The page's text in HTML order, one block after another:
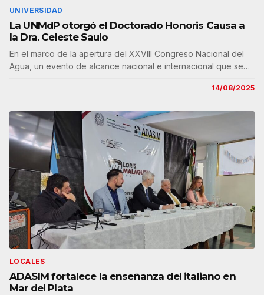
UNIVERSIDAD
La UNMdP otorgó el Doctorado Honoris Causa a
la Dra. Celeste Saulo
En el marco de la apertura del XXVIII Congreso Nacional del
Agua, un evento de alcance nacional e internacional que se…
14/08/2025
LOCALES
ADASIM fortalece la enseñanza del italiano en
Mar del Plata